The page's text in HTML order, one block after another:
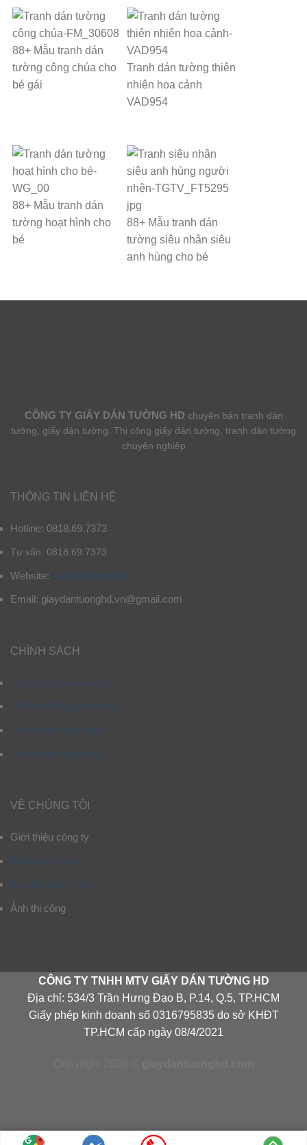
88+ Mẫu tranh dán
tường công chúa cho
bé gái
Tranh dán tường thiên
nhiên hoa cảnh
VAD954
88+ Mẫu tranh dán
tường hoạt hình cho
bé
88+ Mẫu tranh dán
tường siêu nhân siêu
anh hùng cho bé
CÔNG TY GIẤY DÁN TƯỜNG HD chuyên bán tranh dán
tường, giấy dán tường. Thi công giấy dán tường, tranh dán tường
chuyên nghiệp
THÔNG TIN LIÊN HỆ
Hotline: 0818.69.7373
Tư vấn: 0818.69.7373
Website: giaydantuonghd.vn
Email: giaydantuonghd.vn@gmail.com
CHÍNH SÁCH
Chính sách mua hàng
Chính sách giao hàng
Chính sách bảo hành
Chính sách bảo mật
VỀ CHÚNG TÔI
Giới thiệu công ty
Thông tin liên hệ
Tư vấn chọn mẫu
Ảnh thi công
CÔNG TY TNHH MTV GIẤY DÁN TƯỜNG HD
Địa chỉ: 534/3 Trần Hưng Đạo B, P.14, Q.5, TP.HCM
Giấy phép kinh doanh số 0316795835 do sở KHĐT
TP.HCM cấp ngày 08/4/2021